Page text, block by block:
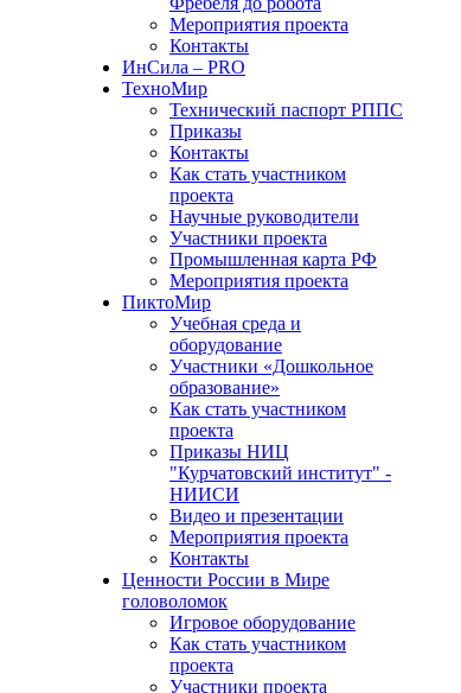
Мероприятия проекта
Контакты
ИнСила – PRO
ТехноМир
Технический паспорт РППС
Приказы
Контакты
Как стать участником
проекта
Научные руководители
Участники проекта
Промышленная карта РФ
Мероприятия проекта
ПиктоМир
Учебная среда и
оборудование
Участники «Дошкольное
образование»
Как стать участником
проекта
Приказы НИЦ
"Курчатовский институт" -
НИИСИ
Видео и презентации
Мероприятия проекта
Контакты
Ценности России в Мире
головоломок
Игровое оборудование
Как стать участником
проекта
Участники проекта